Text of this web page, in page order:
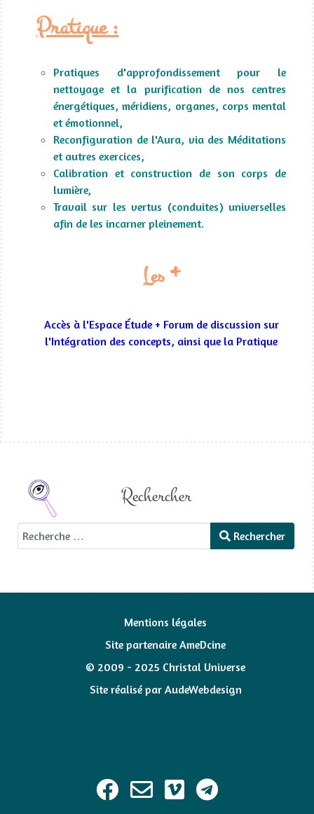
Pratique :
Pratiques d'approfondissement pour le
nettoyage et la purification de nos centres
énergétiques, méridiens, organes, corps mental
et émotionnel,
Reconfiguration de l'Aura, via des Méditations
et autres exercices,
Calibration et construction de son corps de
lumière,
Travail sur les vertus (conduites) universelles
afin de les incarner pleinement.
Les+
Accès à l'Espace Étude + Forum de discussion sur
l'Intégration des concepts, ainsi que la Pratique
Rechercher
Rechercher Rechercher
Mentions légales
Site partenaire AmeDcine
© 2009 - 2025 Christal Universe
Site réalisé par AudeWebdesign